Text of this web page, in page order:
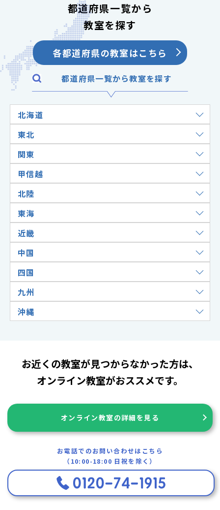
都道府県一覧から
教室を探す
各都道府県の教室はこちら
都道府県一覧から教室を探す
北海道
東北
関東
甲信越
北陸
東海
近畿
中国
四国
九州
沖縄
お近くの教室が見つからなかった方は、
オンライン教室がおススメです。
オンライン教室の詳細を見る
お電話でのお問い合わせはこちら
（10:00-18:00 日祝を除く）